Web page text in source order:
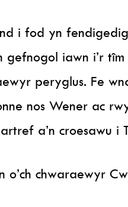
i fod yn
gefnogol iawn i’r
peryglus. Fe
nos Wener ac
a’n croesawu i
o’ch chwaraewyr